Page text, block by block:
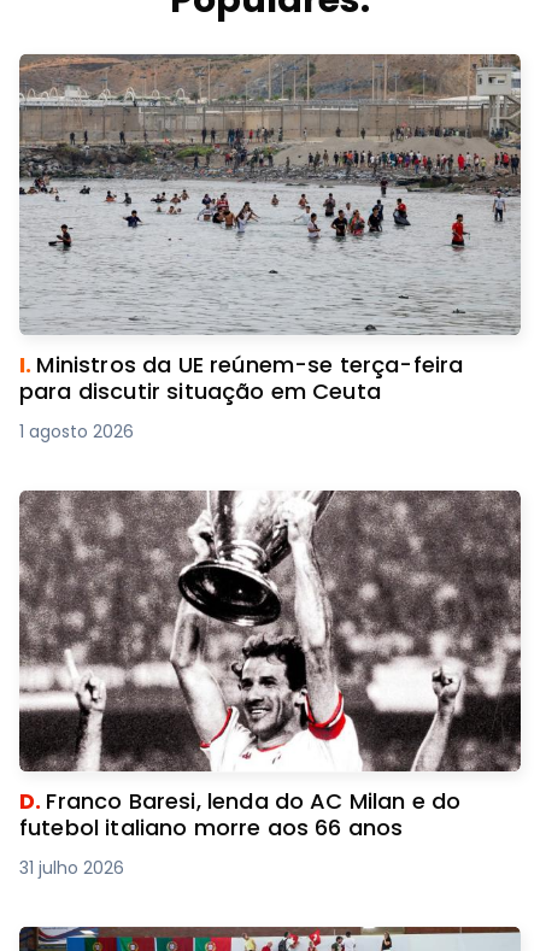
I. Ministros da UE reúnem-se terça-feira
para discutir situação em Ceuta
1 agosto 2026
D. Franco Baresi, lenda do AC Milan e do
futebol italiano morre aos 66 anos
31 julho 2026